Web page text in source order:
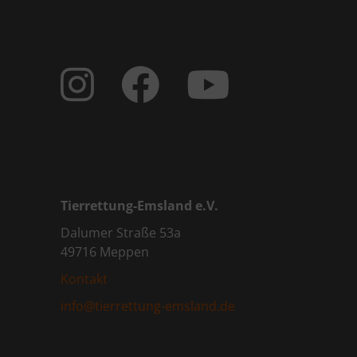
Tierrettung-Emsland e.V.
Dalumer Straße 53a
49716 Meppen
Kontakt
info@tierrettung-emsland.de